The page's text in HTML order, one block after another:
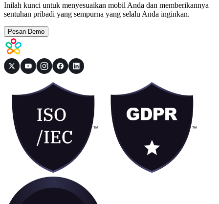
Inilah kunci untuk menyesuaikan mobil Anda dan memberikannya
sentuhan pribadi yang sempurna yang selalu Anda inginkan.
Pesan Demo